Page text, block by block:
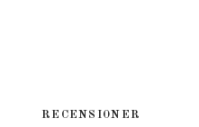
RECENSIONER